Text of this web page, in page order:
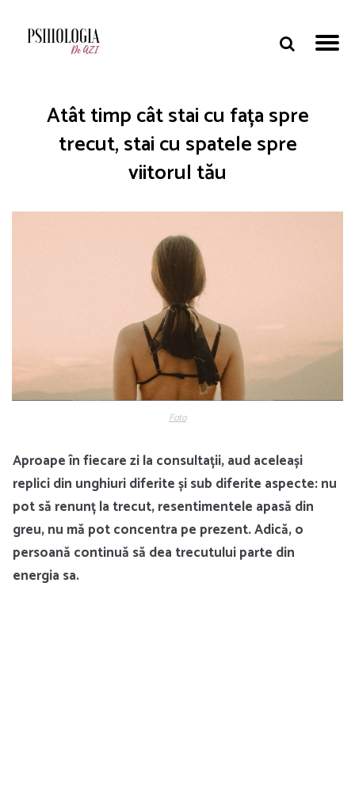
Atât timp cât stai cu fața spre
trecut, stai cu spatele spre
viitorul tău
Foto
Aproape în fiecare zi la consultații, aud aceleași
replici din unghiuri diferite și sub diferite aspecte: nu
pot să renunț la trecut, resentimentele apasă din
greu, nu mă pot concentra pe prezent. Adică, o
persoană continuă să dea trecutului parte din
energia sa.